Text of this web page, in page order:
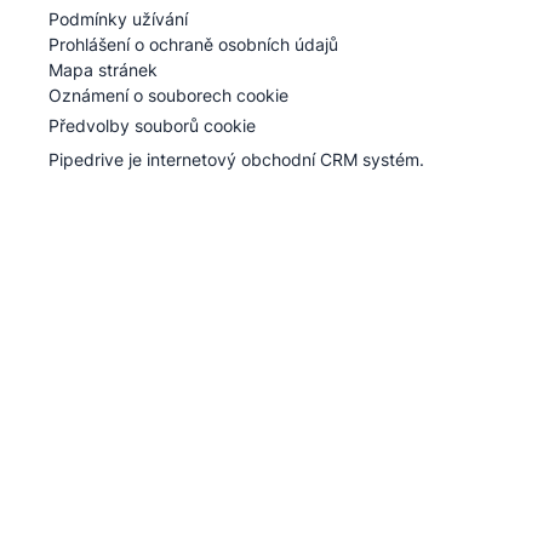
Pipedrive
Podmínky užívání
Pipedrive
Prohlášení o ochraně osobních údajů
Mapa stránek
Oznámení o souborech cookie
Předvolby souborů cookie
Pipedrive je internetový obchodní CRM systém.